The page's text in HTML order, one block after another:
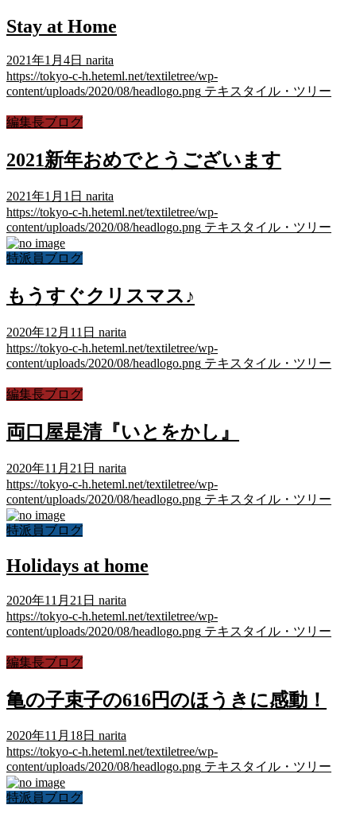
Stay at Home
2021年1月4日 narita
https://tokyo-c-h.heteml.net/textiletree/wp-
content/uploads/2020/08/headlogo.png テキスタイル・ツリー
編集長ブログ
2021新年おめでとうございます
2021年1月1日 narita
https://tokyo-c-h.heteml.net/textiletree/wp-
content/uploads/2020/08/headlogo.png テキスタイル・ツリー
特派員ブログ
もうすぐクリスマス♪
2020年12月11日 narita
https://tokyo-c-h.heteml.net/textiletree/wp-
content/uploads/2020/08/headlogo.png テキスタイル・ツリー
編集長ブログ
両口屋是清『いとをかし』
2020年11月21日 narita
https://tokyo-c-h.heteml.net/textiletree/wp-
content/uploads/2020/08/headlogo.png テキスタイル・ツリー
特派員ブログ
Holidays at home
2020年11月21日 narita
https://tokyo-c-h.heteml.net/textiletree/wp-
content/uploads/2020/08/headlogo.png テキスタイル・ツリー
編集長ブログ
亀の子束子の616円のほうきに感動！
2020年11月18日 narita
https://tokyo-c-h.heteml.net/textiletree/wp-
content/uploads/2020/08/headlogo.png テキスタイル・ツリー
特派員ブログ